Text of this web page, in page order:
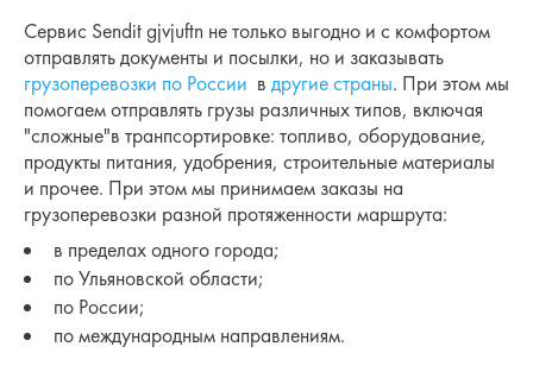
Сервис Sendit gjvjuftn не только выгодно и с комфортом
отправлять документы и посылки, но и заказывать
грузоперевозки по России в другие страны. При этом мы
помогаем отправлять грузы различных типов, включая
"сложные"в транпсортировке: топливо, оборудование,
продукты питания, удобрения, строительные материалы
и прочее. При этом мы принимаем заказы на
грузоперевозки разной протяженности маршрута:
в пределах одного города;
по Ульяновской области;
по России;
по международным направлениям.